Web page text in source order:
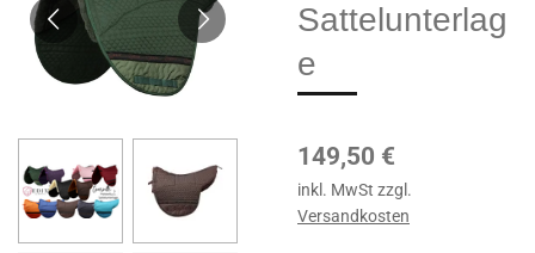
Sattelunterlag
e
149,50 €
inkl. MwSt zzgl.
Versandkosten